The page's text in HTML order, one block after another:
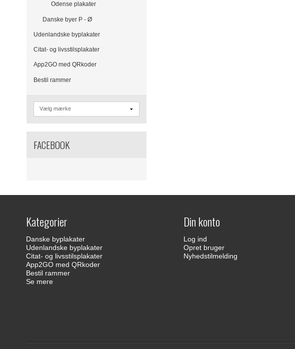
Odense plakater
Danske byer P - Ø
Udenlandske byplakater
Citat- og livsstilsplakater
App2GO med QRkoder
Bestil rammer
FACEBOOK
Kategorier
Danske byplakater
Udenlandske byplakater
Citat- og livsstilsplakater
App2GO med QRkoder
Bestil rammer
Se mere
Din konto
Log ind
Opret bruger
Nyhedstilmelding